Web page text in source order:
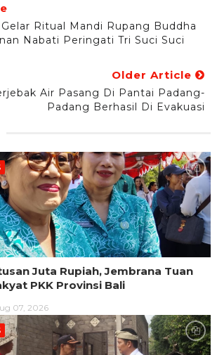
Ritual Mandi Rupang Buddha
Nabati Peringati Tri Suci Suci
Older Article
Air Pasang Di Pantai Padang-
Padang Berhasil Di Evakuasi
Juta Rupiah, Jembrana Tuan
PKK Provinsi Bali
07, 2026